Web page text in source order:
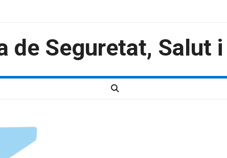
de Seguretat, Salut